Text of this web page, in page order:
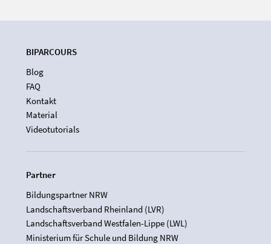
BIPARCOURS
Blog
FAQ
Kontakt
Material
Videotutorials
Partner
Bildungspartner NRW
Landschaftsverband Rheinland (LVR)
Landschaftsverband Westfalen-Lippe (LWL)
Ministerium für Schule und Bildung NRW